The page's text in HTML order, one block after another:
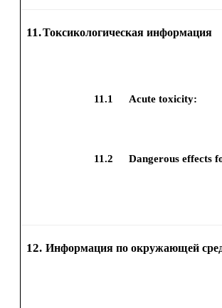
11.Токсикологическая информация
11.1 Acute toxicity:
11.2 Dangerous effects
12. Информация по окружающей